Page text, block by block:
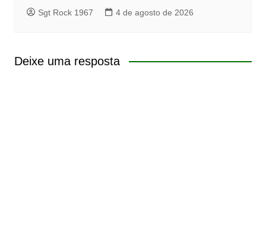
Sgt Rock 1967 4 de agosto de 2026
Deixe uma resposta